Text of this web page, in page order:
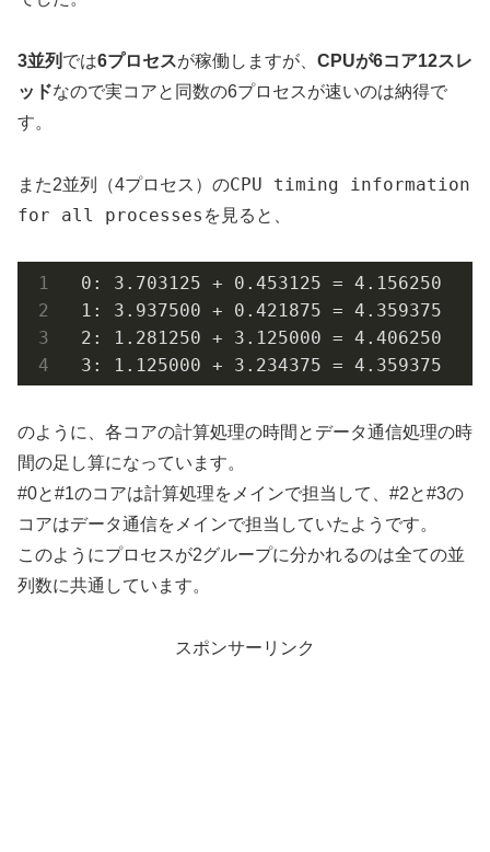
3並列 では6プロセスが稼働しますが、 CPUが6コア12スレ
ッドなので実コアと同数の6プロセスが速いのは納得で
す。
また2並列（4プロセス）のCPU timing information
for all processes を見ると、
0: 3.703125 + 0.453125 = 4.156250
1: 3.937500 + 0.421875 = 4.359375
2: 1.281250 + 3.125000 = 4.406250
3: 1.125000 + 3.234375 = 4.359375
のように、各コアの計算処理の時間とデータ通信処理の時
間の足し算になっています。
#0と#1のコアは計算処理をメインで担当して、#2と#3の
コアはデータ通信をメインで担当していたようです。
このようにプロセスが2グループに分かれるのは全ての並
列数に共通しています。
スポンサーリンク